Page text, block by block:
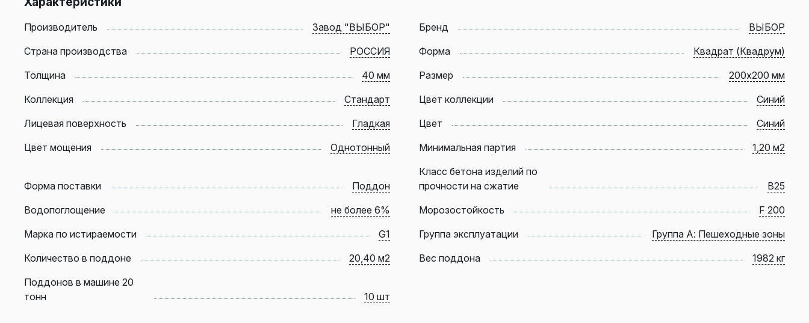
Производитель Завод "ВЫБОР" Бренд
ВЫБОР
Страна производства
РОССИЯ Форма
Квадрат (Квадрум)
Толщина
40 мм Размер
200х200 мм
Коллекция
Стандарт Цвет коллекции
Синий
Лицевая поверхность
Гладкая Цвет
Синий
Цвет мощения
Однотонный Минимальная партия 1,20 м2
Форма поставки Поддон
Класс бетона изделий по
прочности на сжатие
B25
Водопоглощение
не более 6% Морозостойкость
F 200
Марка по истираемости
G1 Группа эксплуатации
Группа А: Пешеходные зоны
Количество в поддоне
20,40 м2 Вес поддона
1982 кг
Поддонов в машине 20
тонн
10 шт